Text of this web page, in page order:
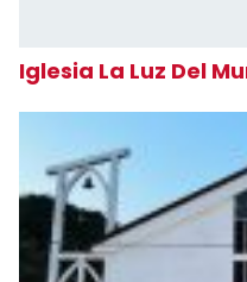
Iglesia La Luz Del